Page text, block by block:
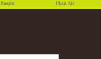
Bassin Plein Air